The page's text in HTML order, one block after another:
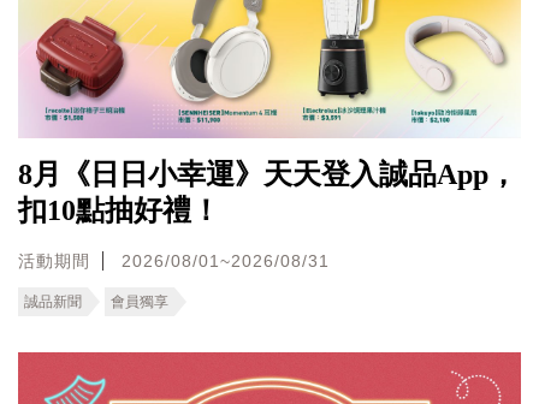
8月《日日小幸運》天天登入誠品App，
扣10點抽好禮！
活動期間 2026/08/01~2026/08/31
誠品新聞 會員獨享